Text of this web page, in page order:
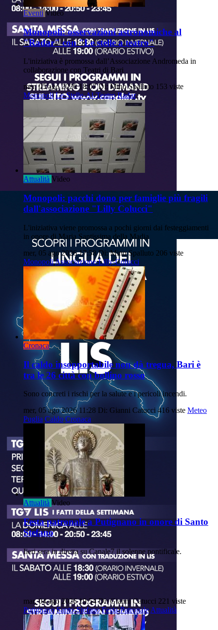
Eventi Video
Monopoli: osservazioni astronomiche al
"Radar" con "Le stelle a teatro"
L'iniziativa è promossa dall’Associazione Andromeda in
collaborazione con Teatri di Bari
mer, 05 ago 2026 18:07 Di: Mino Spalluto 153 viste
Monopoli Le-Stelle-Al-Teatro Radar
Attualità Video
Monopoli: pacchi dono per famiglie più fragili
dall'associazione "Lilly Colucci"
L'iniziativa viene promossa a pochi giorni dai festeggiamenti
in onore di Maria Santissima della Madia
mer, 05 ago 2026 17:58 Di: Mino Spalluto 206 viste
MonopoliAssociazione-Lilly-Colucci
Cronaca
Il caldo insopportabile non dà tregua, Bari è
tra le 26 città con bollino rosso
Sono concreti i rischi per la salute e i pericoli incendi.
mer, 05 ago 2026 11:28 Di: Gianni Catucci 416 viste Meteo
Puglia Caldo Cronaca
Attualità Video
Festa patronale a Putignano in onore di Santo
Stefano
Iieri sera in diretta su Canale7 il solenne pontificale.
mar, 04 ago 2026 19:54 Di: Gianni Catucci 221 viste
Putignano Santo-Stefano Festa-Patronale Attualità